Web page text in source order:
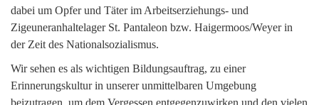
dabei um Opfer und Täter im Arbeitserziehungs- und
Zigeuneranhaltelager St. Pantaleon bzw. Haigermoos/Weyer in
der Zeit des Nationalsozialismus.
Wir sehen es als wichtigen Bildungsauftrag, zu einer
Erinnerungskultur in unserer unmittelbaren Umgebung
beizutragen, um dem Vergessen entgegenzuwirken und den vielen